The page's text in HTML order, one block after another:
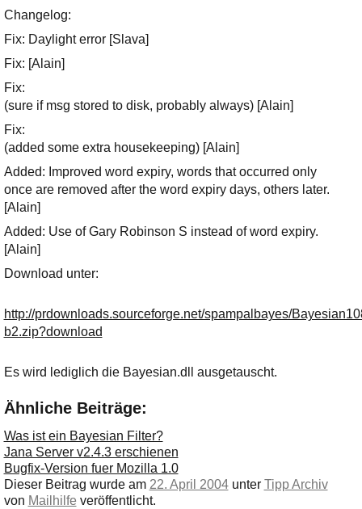
Changelog:
Fix: Daylight error [Slava]
Fix: [Alain]
Fix:
(sure if msg stored to disk, probably always) [Alain]
Fix:
(added some extra housekeeping) [Alain]
Added: Improved word expiry, words that occurred only
once are removed after the word expiry days, others later.
[Alain]
Added: Use of Gary Robinson S instead of word expiry.
[Alain]
Download unter:
http://prdownloads.sourceforge.net/spampalbayes/
b2.zip?download
Es wird lediglich die Bayesian.dll ausgetauscht.
Ähnliche Beiträge:
Was ist ein Bayesian Filter?
Jana Server v2.4.3 erschienen
Bugfix-Version fuer Mozilla 1.0
Dieser Beitrag wurde am 22. April 2004unter Tipp Archiv
von Mailhilfe veröffentlicht.
KuNoMail, usw.
Ihre E-Mail
E-Mail bestätigen